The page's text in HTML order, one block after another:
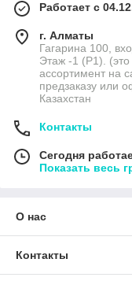
Работает с
г. Алматы
Гагарина 100,
Этаж -1 (P1). (это
ассортимент на
предзаказу или
Казахстан
Контакты
Сегодня
Показать весь
О нас
Контакты